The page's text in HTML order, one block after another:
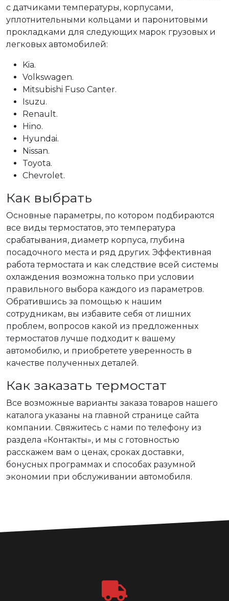
с датчиками температуры, корпусами,
уплотнительными кольцами и паронитовыми
прокладками для следующих марок грузовых и
легковых автомобилей:
Kia.
Volkswagen.
Mitsubishi Fuso Canter.
Isuzu.
Renault.
Hino.
Hyundai.
Nissan.
Toyota.
Chevrolet.
Как выбрать
Основные параметры, по котором подбираются
все виды термостатов, это температура
срабатывания, диаметр корпуса, глубина
посадочного места и ряд других. Эффективная
работа термостата и как следствие всей системы
охлаждения возможна только при условии
правильного выбора каждого из параметров.
Обратившись за помощью к нашим
сотрудникам, вы избавите себя от лишних
проблем, вопросов какой из предложенных
термостатов лучше подходит к вашему
автомобилю, и приобретете уверенность в
качестве полученных деталей.
Как заказать термостат
Все возможные варианты заказа товаров нашего
каталога указаны на главной странице сайта
компании. Свяжитесь с нами по телефону из
раздела «Контакты», и мы с готовностью
расскажем вам о ценах, сроках доставки,
бонусных программах и способах разумной
экономии при обслуживании автомобиля.